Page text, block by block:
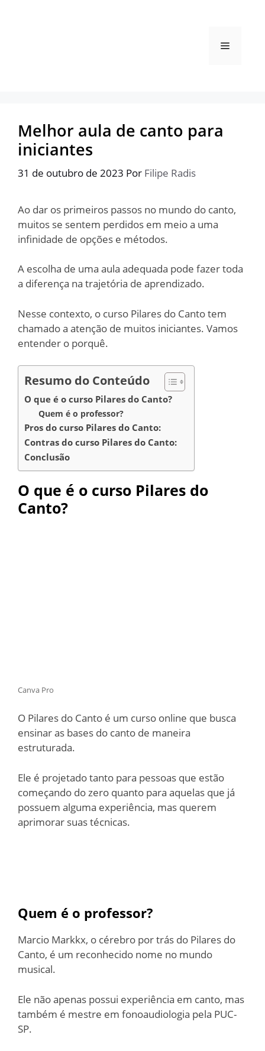
Menu
Melhor aula de canto para
iniciantes
31 de outubro de 2023 Por Filipe Radis
Ao dar os primeiros passos no mundo do canto,
muitos se sentem perdidos em meio a uma
infinidade de opções e métodos.
A escolha de uma aula adequada pode fazer toda
a diferença na trajetória de aprendizado.
Nesse contexto, o curso Pilares do Canto tem
chamado a atenção de muitos iniciantes. Vamos
entender o porquê.
Resumo do Conteúdo
O que é o curso Pilares do Canto?
Quem é o professor?
Pros do curso Pilares do Canto:
Contras do curso Pilares do Canto:
Conclusão
O que é o curso Pilares do
Canto?
Canva Pro
O Pilares do Canto é um curso online que busca
ensinar as bases do canto de maneira
estruturada.
Ele é projetado tanto para pessoas que estão
começando do zero quanto para aquelas que já
possuem alguma experiência, mas querem
aprimorar suas técnicas.
Quem é o professor?
Marcio Markkx, o cérebro por trás do Pilares do
Canto, é um reconhecido nome no mundo
musical.
Ele não apenas possui experiência em canto, mas
também é mestre em fonoaudiologia pela PUC-
SP.